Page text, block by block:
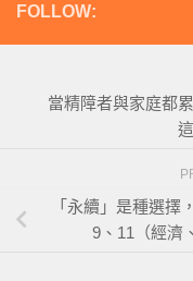
FOLLOW:
當精障者與家庭都
「永續」是種選擇
9、11（經濟